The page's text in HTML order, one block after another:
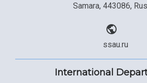
Samara, 443086,
ssau.ru
International